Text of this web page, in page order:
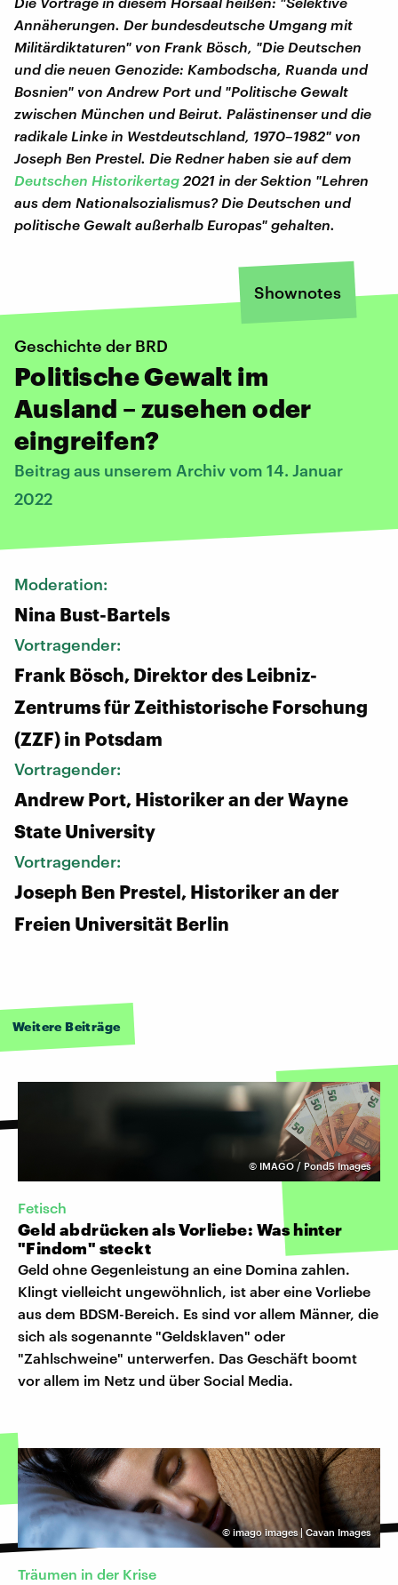
Annäherungen. Der bundesdeutsche Umgang mit
Militärdiktaturen" von Frank Bösch, "Die Deutschen
und die neuen Genozide: Kambodscha, Ruanda und
Bosnien" von Andrew Port und "Politische Gewalt
zwischen München und Beirut. Palästinenser und die
radikale Linke in Westdeutschland, 1970–1982" von
Joseph Ben Prestel. Die Redner haben sie auf dem
Deutschen Historikertag 2021 in der Sektion "Lehren
aus dem Nationalsozialismus? Die Deutschen und
politische Gewalt außerhalb Europas" gehalten.
Shownotes
Geschichte der BRD
Politische Gewalt im
Ausland – zusehen oder
eingreifen?
Beitrag aus unserem Archiv vom 14. Januar
2022
Moderation:
Nina Bust-Bartels
Vortragender:
Frank Bösch, Direktor des Leibniz-
Zentrums für Zeithistorische Forschung
(ZZF) in Potsdam
Vortragender:
Andrew Port, Historiker an der Wayne
State University
Vortragender:
Joseph Ben Prestel, Historiker an der
Freien Universität Berlin
Weitere Beiträge
© IMAGO / Pond5 Images
Fetisch
Geld abdrücken als Vorliebe: Was hinter
"Findom" steckt
Geld ohne Gegenleistung an eine Domina zahlen.
Klingt vielleicht ungewöhnlich, ist aber eine Vorliebe
aus dem BDSM-Bereich. Es sind vor allem Männer, die
sich als sogenannte "Geldsklaven" oder
"Zahlschweine" unterwerfen. Das Geschäft boomt
vor allem im Netz und über Social Media.
© imago images | Cavan Images
Träumen in der Krise